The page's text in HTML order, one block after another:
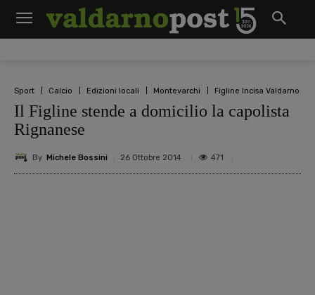
Sport Calcio Edizioni locali Montevarchi Figline Incisa Valdarno
Il Figline stende a domicilio la capolista
Rignanese
By Michele Bossini 26 Ottobre 2014 471